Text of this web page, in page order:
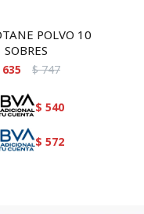
POLVO 10
SOBRES
635 $ 747
$ 540
$ 572